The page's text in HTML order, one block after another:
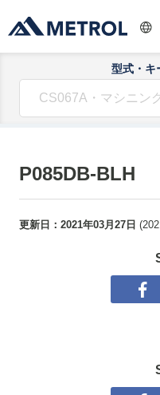
型式・キ
P085DB-BLH
更新日： 2021年03月27日 (